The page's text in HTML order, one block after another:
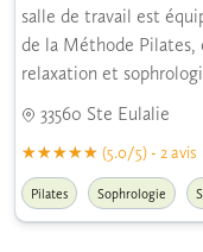
salle de travail est
de la Méthode Pilates,
relaxation et
33560 Ste Eulalie
(5.0/5) - 2 avis
Pilates Sophrologie